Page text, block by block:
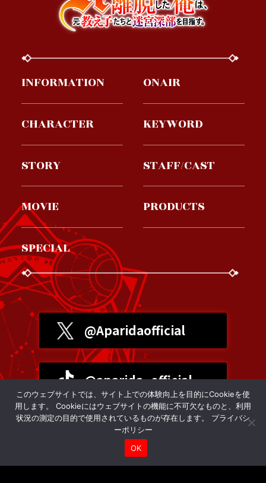
INFORMATION ONAIR
CHARACTER KEYWORD
STORY STAFF/CAST
MOVIE PRODUCTS
SPECIAL
@Aparidaofficial
@aparida_official
プライバシーポリシー
このウェブサイトでは、サイト上での体験向上を目的にCookieを使
用します。 Cookieにはウェブサイトの機能に不可欠なものと、利用
状況の測定の目的で使用されているものが存在します。 プライバシ
ーポリシー
OK